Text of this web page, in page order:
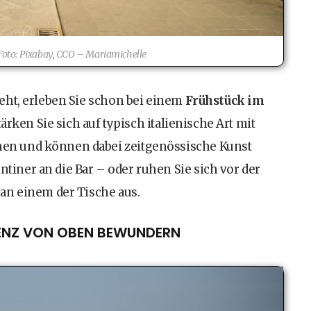
Pixabay, CCO – Mariamichelle
erleben Sie schon bei einem Frühstück im
Sie sich auf typisch italienische Art mit
und können dabei zeitgenössische Kunst
an die Bar – oder ruhen Sie sich vor der
einem der Tische aus.
VON OBEN BEWUNDERN